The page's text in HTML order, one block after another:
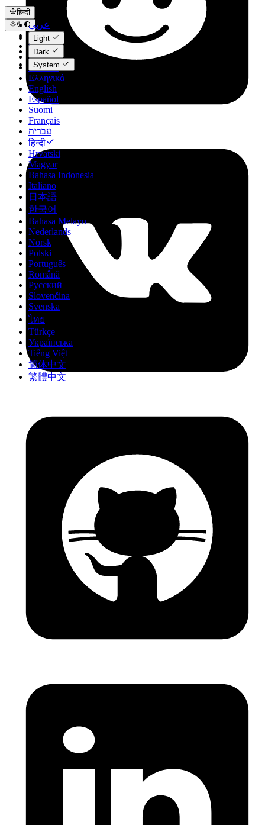
हिन्दी
عربي
Català
Čeština
Dansk
Deutsch
Ελληνικά
English
Español
Suomi
Français
עברית
हिन्दी
Hrvatski
Magyar
Bahasa Indonesia
Italiano
日本語
한국어
Bahasa Melayu
Nederlands
Norsk
Polski
Português
Română
Русский
Slovenčina
Svenska
ไทย
Türkçe
Українська
Tiếng Việt
简体中文
繁體中文
Light
Dark
System